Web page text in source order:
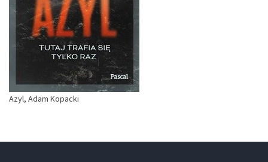
Azyl, Adam Kopacki